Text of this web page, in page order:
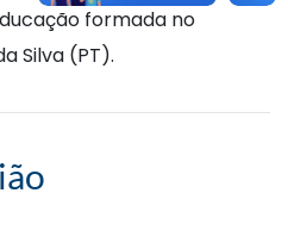
formada no
Silva (PT).